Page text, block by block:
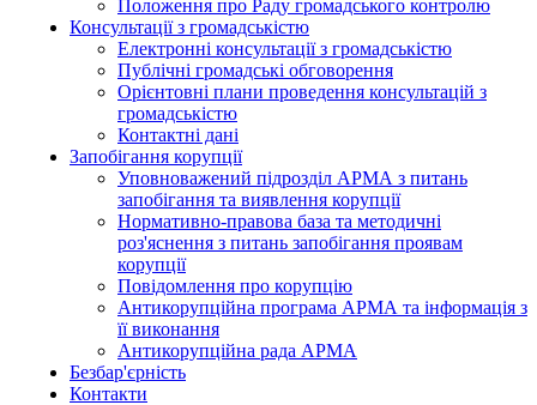
Положення про Раду громадського контролю
Консультації з громадськістю
Електронні консультації з громадськістю
Публічні громадські обговорення
Орієнтовні плани проведення консультацій з
громадськістю
Контактні дані
Запобігання корупції
Уповноважений підрозділ АРМА з питань
запобігання та виявлення корупції
Нормативно-правова база та методичні
роз'яснення з питань запобігання проявам
корупції
Повідомлення про корупцію
Антикорупційна програма АРМА та інформація з
її виконання
Антикорупційна рада АРМА
Безбар'єрність
Контакти